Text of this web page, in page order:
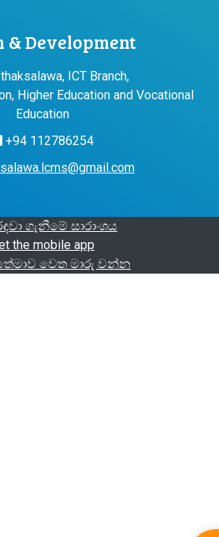
& Development
ICT Branch,
Higher Education and Vocational
Education
+94 112786254
ගැනීමේ සාරාංශය
the mobile app
වෙත මාරු වන්න